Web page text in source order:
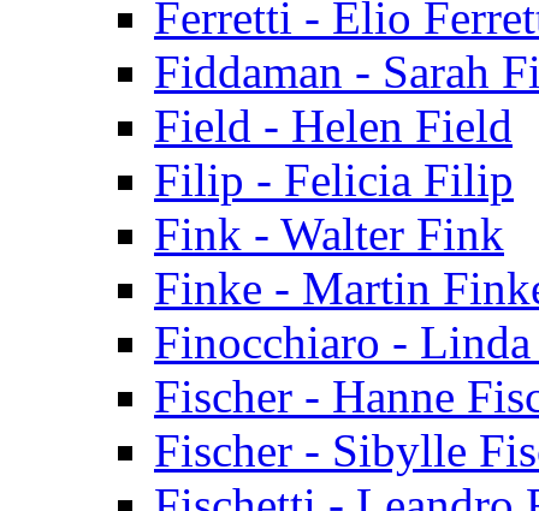
Ferretti - Elio
Fiddaman - Sarah
Field - Helen Field
Filip - Felicia Filip
Fink - Walter Fink
Finke - Martin
Finocchiaro -
Fischer - Hanne
Fischer - Sibylle